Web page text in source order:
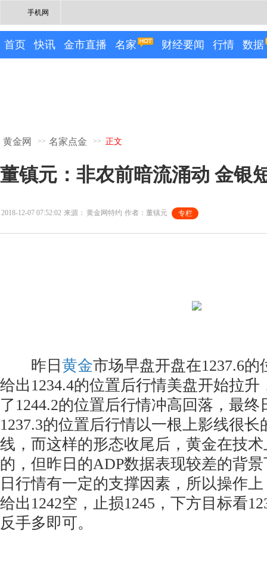
手机网
首页 快讯 金市直播 名家 财经要闻 行情 数据
黄金网 >> 名家点金 >> 正文
董镇元：非农前暗流涌动 金银
2018-12-07 07:52:02 来源： 黄金网特约 作者：董镇元 专栏
昨日 黄金市场早盘开盘在1237.6
给出1234.4的位置后行情美盘开始拉
了1244.2的位置后行情冲高回落，最终
1237.3的位置后行情以一根上影线很
线，而这样的形态收尾后，黄金在技
的，但昨日的ADP数据表现较差的背
日行情有一定的支撑因素，所以操作
给出1242空，止损1245，下方目标看
反手多即可。